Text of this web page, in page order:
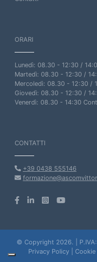
ORARI
Lunedì: 08.30 - 12:30 /
Martedì: 08.30 - 12:30 /
Mercoledì: 08.30 - 12:30 /
Giovedì: 08.30 - 12:30 /
Venerdì: 08.30 - 14:30
CONTATTI
+39 0438 555146
© Copyright 2026. | P.IVA:
Privacy Policy